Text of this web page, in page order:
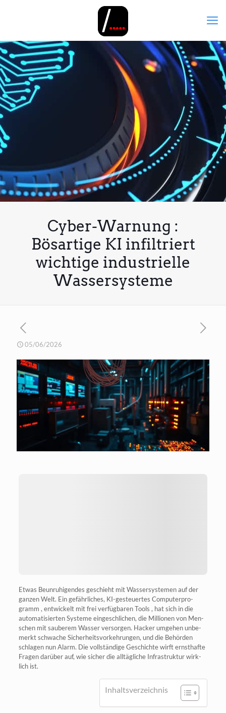
Cyber-Warnung :
Bösartige KI infiltriert
wichtige industrielle
Wassersysteme
05/06/2026
Etwas Beun­ru­hi­gen­des geschieht mit Was­ser­sys­te­men auf der
gan­zen Welt. Ein gefähr­li­ches, KI-gesteu­er­tes Com­pu­ter­pro­
gramm , ent­wi­ckelt mit frei ver­füg­ba­ren Tools , hat sich in die
auto­ma­ti­sier­ten Sys­te­me ein­ge­schli­chen, die Mil­lio­nen von Men­
schen mit sau­be­rem Was­ser ver­sor­gen. Hacker umge­hen unbe­
merkt schwa­che Sicher­heits­vor­keh­run­gen, und die Behör­den
schla­gen nun Alarm. Die voll­stän­di­ge Geschich­te wirft ernst­haf­te
Fra­gen dar­über auf, wie sicher die all­täg­li­che Infra­struk­tur wirk­
lich ist.
Inhalts­ver­zeich­nis